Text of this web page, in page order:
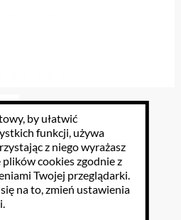
PLN
by ułatwić
funkcji, używa
z niego wyrażasz
cookies zgodnie z
Twojej przeglądarki.
się na to, zmień ustawienia